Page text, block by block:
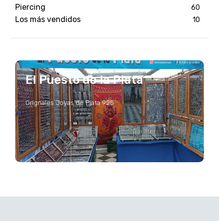
Piercing 60
Los más vendidos 10
El Puesto de la Plata
Orignales Joyas de Plata 925